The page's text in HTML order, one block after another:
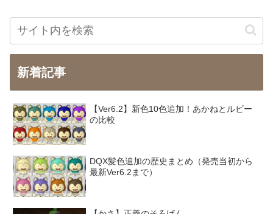
新着記事
【Ver6.2】新色10色追加！あかねとルビー
の比較
DQX髪色追加の歴史まとめ（発売当初から
最新Ver6.2まで）